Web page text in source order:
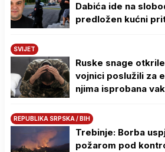
Dabića ide na
predložen kućni
SVIJET
Ruske snage
vojnici poslužili za
njima isprobana
REPUBLIKA SRPSKA / BIH
Trebinje: Borba
požarom pod